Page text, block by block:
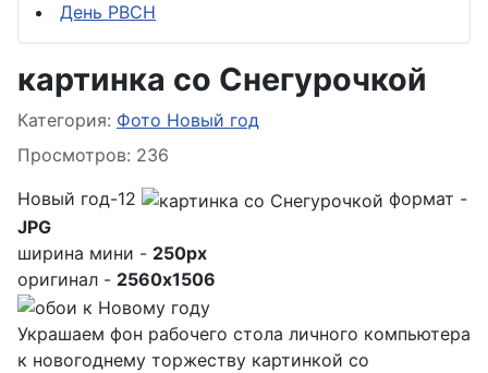
День РВСН
картинка со Снегурочкой
Информация о материале
Категория: Фото Новый год
Просмотров: 236
Новый год-12
формат -
JPG
ширина мини - 250px
оригинал - 2560x1506
Украшаем фон рабочего стола личного компьютера
к новогоднему торжеству картинкой со